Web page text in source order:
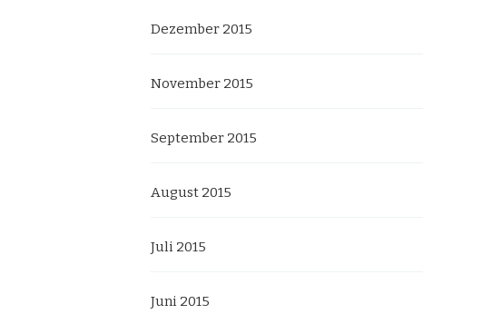
Dezember 2015
November 2015
September 2015
August 2015
Juli 2015
Juni 2015